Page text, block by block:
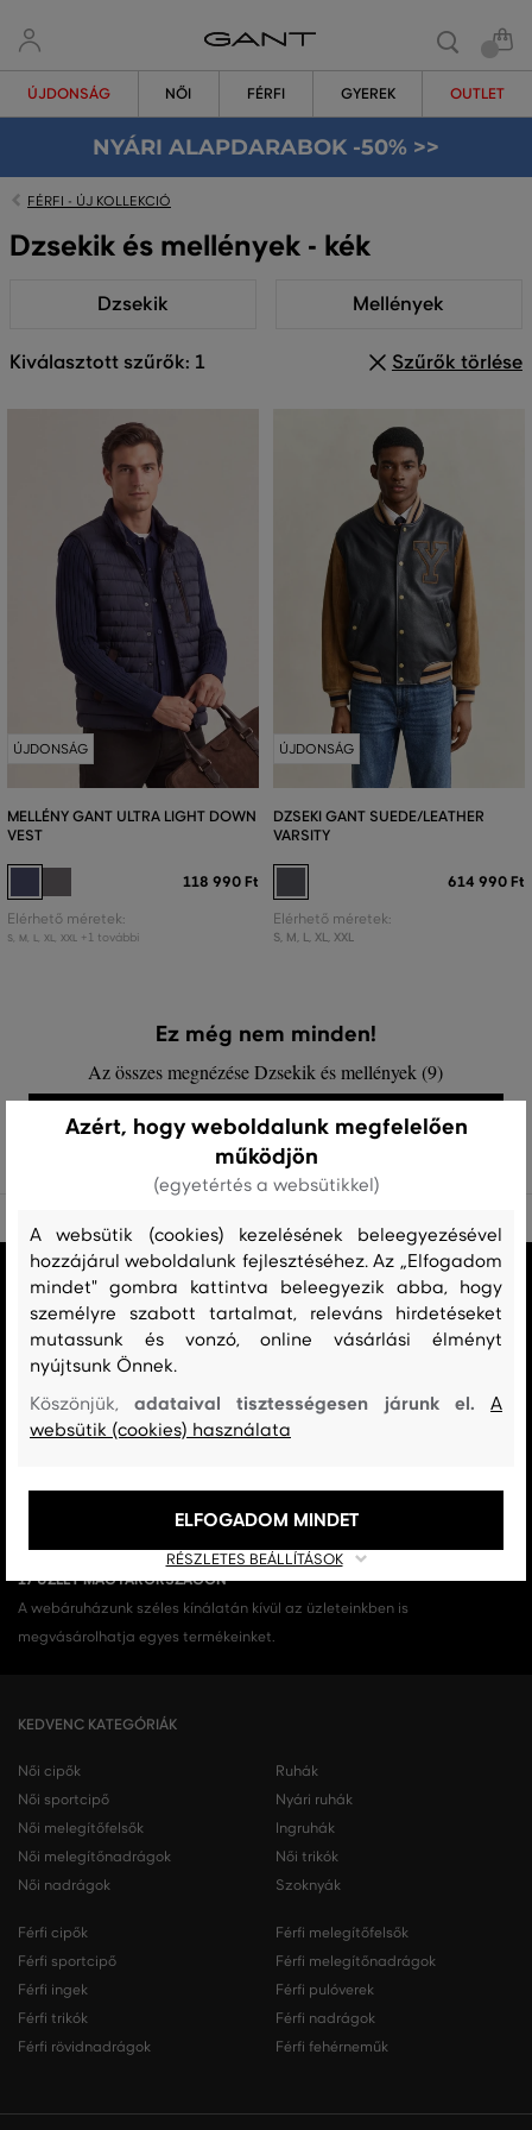
ÚJDONSÁG NŐI FÉRFI GYEREK OUTLET
NYÁRI ALAPDARABOK -50% >>
FÉRFI - ÚJ KOLLEKCIÓ
Dzsekik és mellények - kék
Dzsekik Mellények
Kiválasztott szűrők: 1 Szűrők törlése
ÚJDONSÁG
MELLÉNY GANT ULTRA LIGHT DOWN
VEST
118 990 Ft
Elérhető méretek:
S, M L XL XXL +1 további
ÚJDONSÁG
DZSEKI GANT SUEDE/LEATHER
VARSITY
614 990 Ft
Elérhető méretek:
S, M, L, XL, XXL
Ez még nem minden!
Az összes megnézése Dzsekik és mellények (9)
DZSEKIK ÉS MELLÉNYEK (9)
MINDEN RAKTÁRON
A webáruházban lévő összes áru raktáron van.
AZ EREDETISÉG GARANCIÁJA
Nálunk mindig 100%-ban eredeti terméket vásárol.
17 ÜZLET MAGYARORSZÁGON
A webáruházunk széles kínálatán kívül az üzleteinkben is
megvásárolhatja egyes termékeinket.
KEDVENC KATEGÓRIÁK
Női cipők
Női sportcipő
Női melegítőfelsők
Női melegítőnadrágok
Női nadrágok
Ruhák
Nyári ruhák
Ingruhák
Női trikók
Szoknyák
Férfi cipők
Férfi sportcipő
Férfi ingek
Férfi trikók
Férfi rövidnadrágok
Férfi melegítőfelsők
Férfi melegítőnadrágok
Férfi pulóverek
Férfi nadrágok
Férfi fehérneműk
Azért, hogy weboldalunk megfelelően
működjön
(egyetértés a websütikkel)
A websütik (cookies) kezelésének beleegyezésével
hozzájárul weboldalunk fejlesztéséhez. Az „Elfogadom
mindet" gombra kattintva beleegyezik abba, hogy
személyre szabott tartalmat, releváns hirdetéseket
mutassunk és vonzó, online vásárlási élményt
nyújtsunk Önnek.
Köszönjük,adataival tisztességesen járunk el.A
websütik (cookies) használata
RÉSZLETES BEÁLLÍTÁSOK
ELFOGADOM MINDET